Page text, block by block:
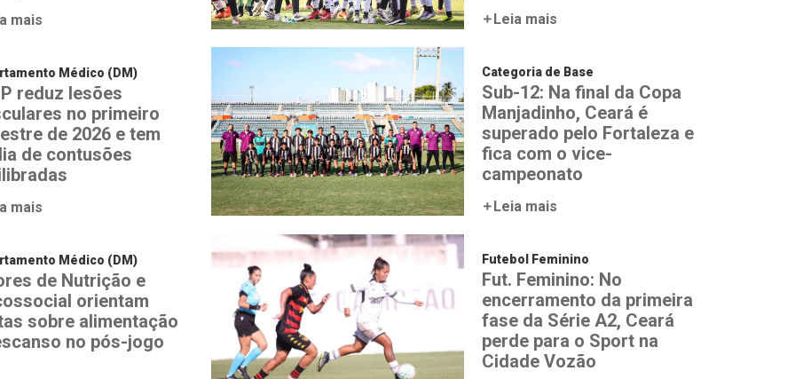
mais
Médico (DM)
reduz lesões
no primeiro
de 2026 e tem
de contusões
mais
Médico (DM)
de Nutrição e
orientam
sobre alimentação
no pós-jogo
Leia mais
Categoria de Base
Sub-12: Na final da Copa
Manjadinho, Ceará é
superado pelo Fortaleza e
fica com o vice-
campeonato
Leia mais
Futebol Feminino
Fut. Feminino: No
encerramento da primeira
fase da Série A2, Ceará
perde para o Sport na
Cidade Vozão